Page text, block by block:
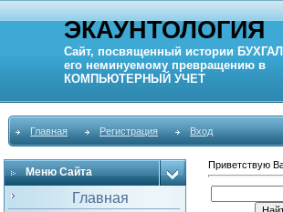
ЭКАУНТОЛОГИЯ
Сайт, посвященный истории
его неминуемому превращению в
КОМПЬЮТЕРНЫЙ УЧЕТ
Главная Регистрация Вход
Меню Сайта
Главная
Приветствую